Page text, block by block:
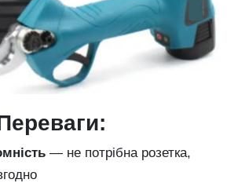
— не потрібна розетка,